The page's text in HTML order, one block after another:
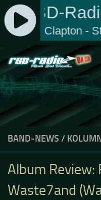
Zum Inhalt springen
BAND-NEWS /
Album Review:
Waste7and